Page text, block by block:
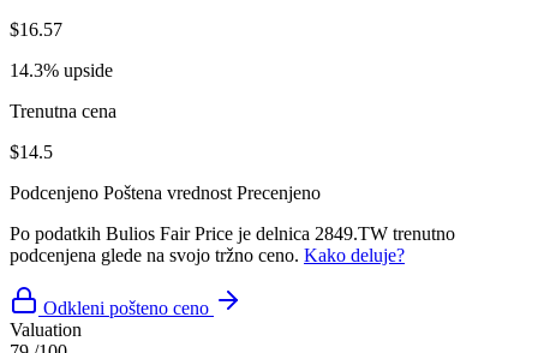
$16.57
14.3% upside
Trenutna cena
$14.5
Podcenjeno Poštena vrednost Precenjeno
Po podatkih Bulios Fair Price je delnica 2849.TW trenutno
podcenjena glede na svojo tržno ceno. Kako deluje?
Odkleni pošteno ceno
Valuation